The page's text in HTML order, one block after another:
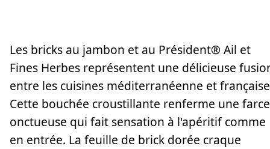
Les bricks au jambon et au Président® Ail et
Fines Herbes représentent une délicieuse
entre les cuisines méditerranéenne et
Cette bouchée croustillante renferme une farce
onctueuse qui fait sensation à l'apéritif comme
en entrée. La feuille de brick dorée craque